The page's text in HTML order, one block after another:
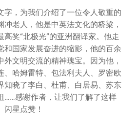
字，为我们介绍了一位令人敬重的
冲老人，他是中英法文化的桥梁，
高奖“北极光”的亚洲翻译家。他走
和国家发展奋进的缩影，他的百余
外文明交流的精神瑰宝。因为他，
、哈姆雷特、包法利夫人、罗密欧
知晓了李白、杜甫、白居易、苏东
……感谢作者，让我们了解了这样
星点赞！